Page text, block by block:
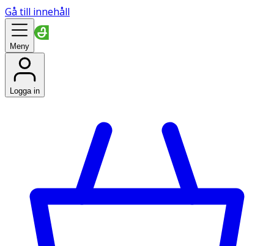
Gå till innehåll
Meny
Logga in